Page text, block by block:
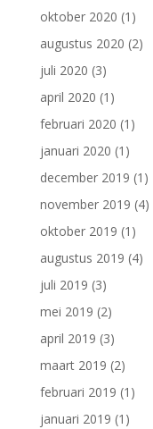
oktober 2020 (1)
augustus 2020 (2)
juli 2020 (3)
april 2020 (1)
februari 2020 (1)
januari 2020 (1)
december 2019 (1)
november 2019 (4)
oktober 2019 (1)
augustus 2019 (4)
juli 2019 (3)
mei 2019 (2)
april 2019 (3)
maart 2019 (2)
februari 2019 (1)
januari 2019 (1)